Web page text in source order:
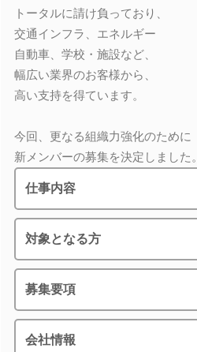
トータルに請け負っており、
交通インフラ、エネルギー
自動車、学校・施設など、
幅広い業界のお客様から、
高い支持を得ています。
今回、更なる組織力強化のために
新メンバーの募集を決定しました。
仕事内容
対象となる方
募集要項
会社情報